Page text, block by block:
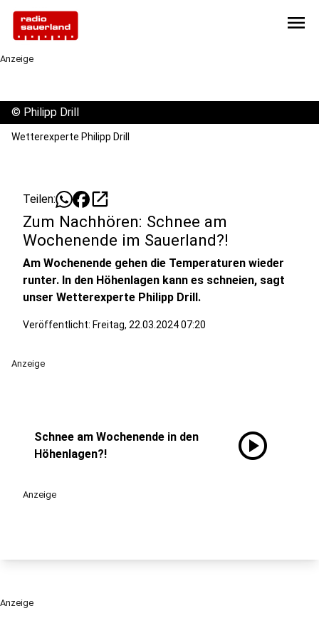
menu
Anzeige
© Philipp Drill
Wetterexperte Philipp Drill
Teilen: open_in_new
Zum Nachhören: Schnee am
Wochenende im Sauerland?!
Am Wochenende gehen die Temperaturen wieder
runter. In den Höhenlagen kann es schneien, sagt
unser Wetterexperte Philipp Drill.
Veröffentlicht: Freitag, 22.03.2024 07:20
Anzeige
Schnee am Wochenende in den
Höhenlagen?!
play_circle
Anzeige
Anzeige